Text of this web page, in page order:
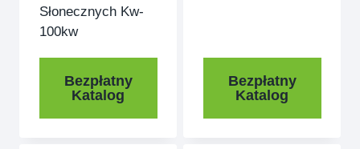
Słonecznych Kw-
100kw
Bezpłatny
Katalog
Bezpłatny
Katalog